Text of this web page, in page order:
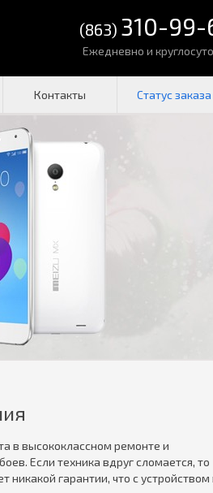
(863) 310-99-
Ежедневно и
Контакты
в высококлассном ремонте и
Если техника вдруг сломается, то
гарантии, что с устройством